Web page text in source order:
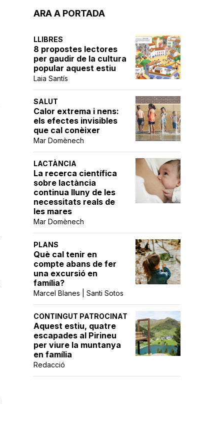
ARA A PORTADA
LLIBRES
8 propostes lectores
per gaudir de la cultura
popular aquest estiu
Laia Santís
SALUT
Calor extrema i nens:
els efectes invisibles
que cal conèixer
Mar Domènech
LACTÀNCIA
La recerca científica
sobre lactància
continua lluny de les
necessitats reals de
les mares
Mar Domènech
PLANS
Què cal tenir en
compte abans de fer
una excursió en
família?
Marcel Blanes | Santi Sotos
CONTINGUT PATROCINAT
Aquest estiu, quatre
escapades al Pirineu
per viure la muntanya
en família
Redacció